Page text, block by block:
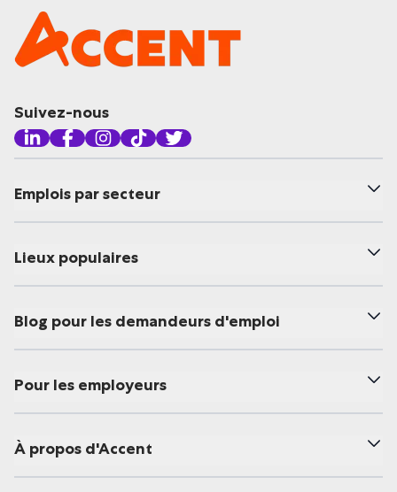
Suivez-nous
Emplois par secteur
Lieux populaires
Blog pour les demandeurs d'emploi
Pour les employeurs
À propos d'Accent